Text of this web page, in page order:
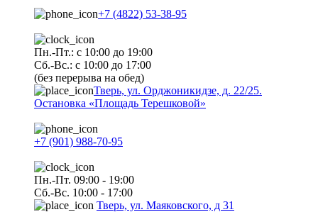
+7 (4822) 53-38-95
Пн.-Пт.: с 10:00 до 19:00
Сб.-Вс.: с 10:00 до 17:00
(без перерыва на обед)
Тверь, ул. Орджоникидзе, д. 22/25.
Остановка «Площадь Терешковой»
+7 (901) 988-70-95
Пн.-Пт. 09:00 - 19:00
Сб.-Вс. 10:00 - 17:00
Тверь, ул. Маяковского, д 31